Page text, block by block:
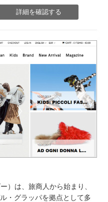
詳細を確認する
）は、旅商人から始まり、
・グラッパを拠点として多